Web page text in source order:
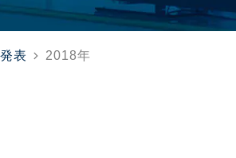
黄斑円孔
近視・乱視
表 2018年